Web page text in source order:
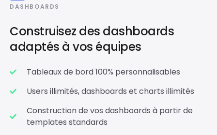
DASHBOARDS
Construisez des dashboards
adaptés à vos équipes
Tableaux de bord 100% personnalisables
Users illimités, dashboards et charts illimités
Construction de vos dashboards à partir de
templates standards